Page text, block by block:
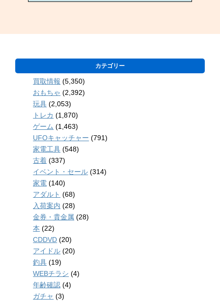
カテゴリー
買取情報 (5,350)
おもちゃ (2,392)
玩具 (2,053)
トレカ (1,870)
ゲーム (1,463)
UFOキャッチャー (791)
家電工具 (548)
古着 (337)
イベント・セール (314)
家電 (140)
アダルト (68)
入荷案内 (28)
金券・貴金属 (28)
本 (22)
CDDVD (20)
アイドル (20)
釣具 (19)
WEBチラシ (4)
年齢確認 (4)
ガチャ (3)